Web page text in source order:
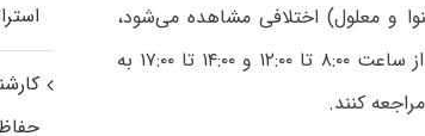
و معلول) اختلافی مشاهده می‌شود،
ضروری است از روز دو‌شنبه ۲۱ بهمن تا روز سه شنبه ۲۲ بهمن از ساعت ۸:۰۰ تا ۱۲:۰۰ و ۱۴:۰۰ تا ۱۷:۰۰ به
کنند.